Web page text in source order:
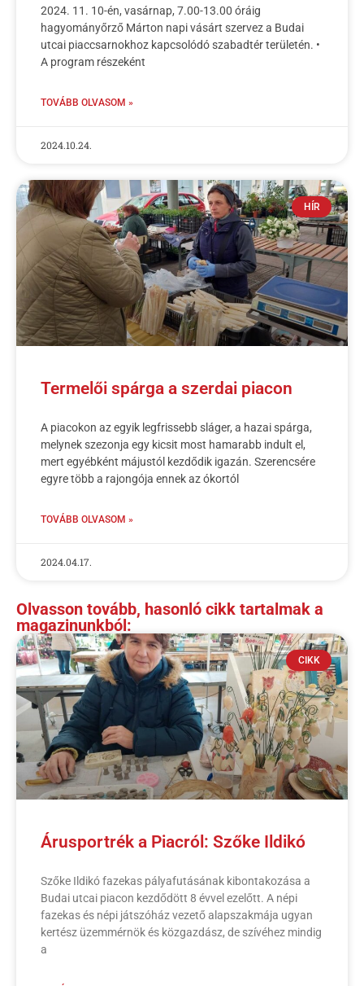
2024. 11. 10-én, vasárnap, 7.00-13.00 óráig
hagyományőrző Márton napi vásárt szervez a Budai
utcai piaccsarnokhoz kapcsolódó szabadtér területén. •
A program részeként
TOVÁBB OLVASOM »
2024.10.24.
HÍR
Termelői spárga a szerdai piacon
A piacokon az egyik legfrissebb sláger, a hazai spárga,
melynek szezonja egy kicsit most hamarabb indult el,
mert egyébként májustól kezdődik igazán. Szerencsére
egyre több a rajongója ennek az ókortól
TOVÁBB OLVASOM »
2024.04.17.
Olvasson tovább, hasonló cikk tartalmak a
magazinunkból:
CIKK
Árusportrék a Piacról: Szőke Ildikó
Szőke Ildikó fazekas pályafutásának kibontakozása a
Budai utcai piacon kezdődött 8 évvel ezelőtt. A népi
fazekas és népi játszóház vezető alapszakmája ugyan
kertész üzemmérnök és közgazdász, de szívéhez mindig
a